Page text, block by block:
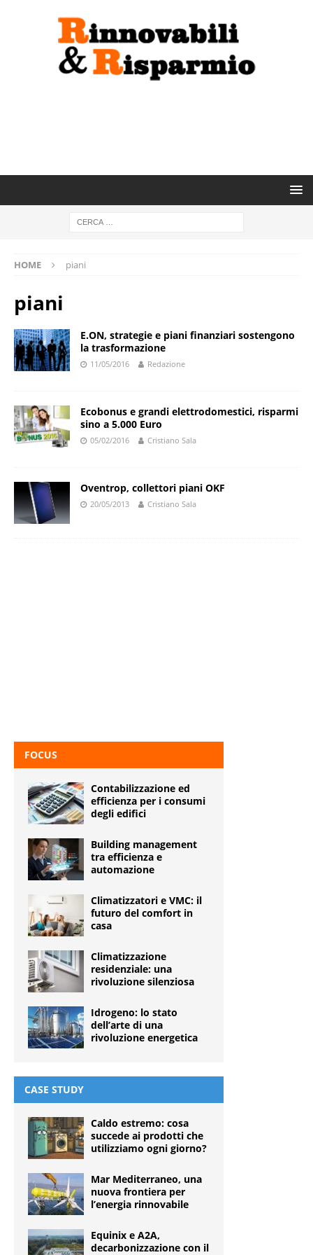
HOME piani
piani
E.ON, strategie e piani finanziari sostengono
la trasformazione
11/05/2016 Redazione
Ecobonus e grandi elettrodomestici, risparmi
sino a 5.000 Euro
05/02/2016 Cristiano Sala
Oventrop, collettori piani OKF
20/05/2013 Cristiano Sala
FOCUS
Contabilizzazione ed
efficienza per i consumi
degli edifici
Building management
tra efficienza e
automazione
Climatizzatori e VMC: il
futuro del comfort in
casa
Climatizzazione
residenziale: una
rivoluzione silenziosa
Idrogeno: lo stato
dell’arte di una
rivoluzione energetica
CASE STUDY
Caldo estremo: cosa
succede ai prodotti che
utilizziamo ogni giorno?
Mar Mediterraneo, una
nuova frontiera per
l’energia rinnovabile
Equinix e A2A,
decarbonizzazione con il